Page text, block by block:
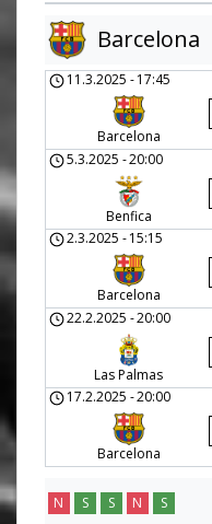
Barcelona
11.3.2025 -17:45
Barcelona
5.3.2025 -20:00
Benfica
2.3.2025 -15:15
Barcelona
22.2.2025 -20:00
Las Palmas
17.2.2025 -20:00
Barcelona
N S S N S